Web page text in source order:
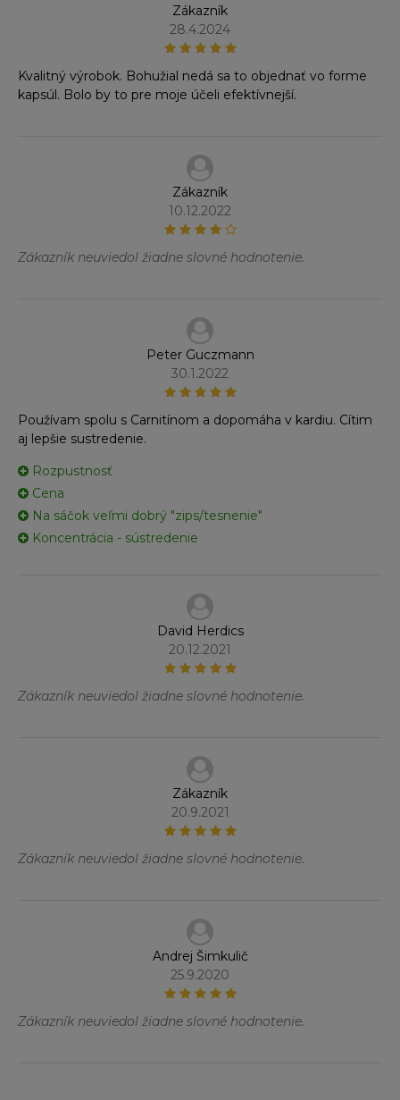
Zákazník
28.4.2024
Kvalitný výrobok. Bohužial nedá sa to objednať vo forme
kapsúl. Bolo by to pre moje účeli efektívnejší.
Zákazník
10.12.2022
Zákazník neuviedol žiadne slovné hodnotenie.
Peter Guczmann
30.1.2022
Používam spolu s Carnitínom a dopomáha v kardiu. Cítim
aj lepšie sustredenie.
Rozpustnosť
Cena
Na sáčok veľmi dobrý "zips/tesnenie"
Koncentrácia - sústredenie
David Herdics
20.12.2021
Zákazník neuviedol žiadne slovné hodnotenie.
Zákazník
20.9.2021
Zákazník neuviedol žiadne slovné hodnotenie.
Andrej Šimkulič
25.9.2020
Zákazník neuviedol žiadne slovné hodnotenie.